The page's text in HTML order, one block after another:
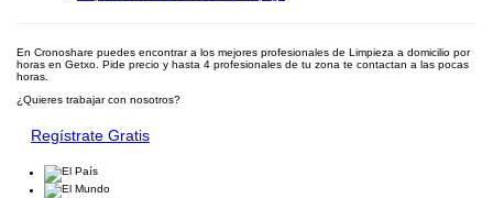
En Cronoshare puedes encontrar a los mejores profesionales de Limpieza a domicilio por
horas en Getxo. Pide precio y hasta 4 profesionales de tu zona te contactan a las pocas
horas.
¿Quieres trabajar con nosotros?
Regístrate Gratis